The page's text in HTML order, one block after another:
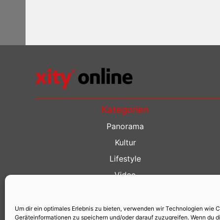
Um dir ein optimales Erlebnis zu bieten, verwenden wir Technologien wie
Geräteinformationen zu speichern und/oder darauf zuzugreifen. Wenn du
Kategorien
Panorama
Kultur
Lifestyle
Video
Kino Guide